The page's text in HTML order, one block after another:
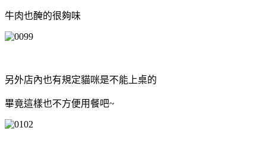
牛肉也醃的很夠味
另外店內也有規定貓咪是不能上桌的
畢竟這樣也不方便用餐吧~